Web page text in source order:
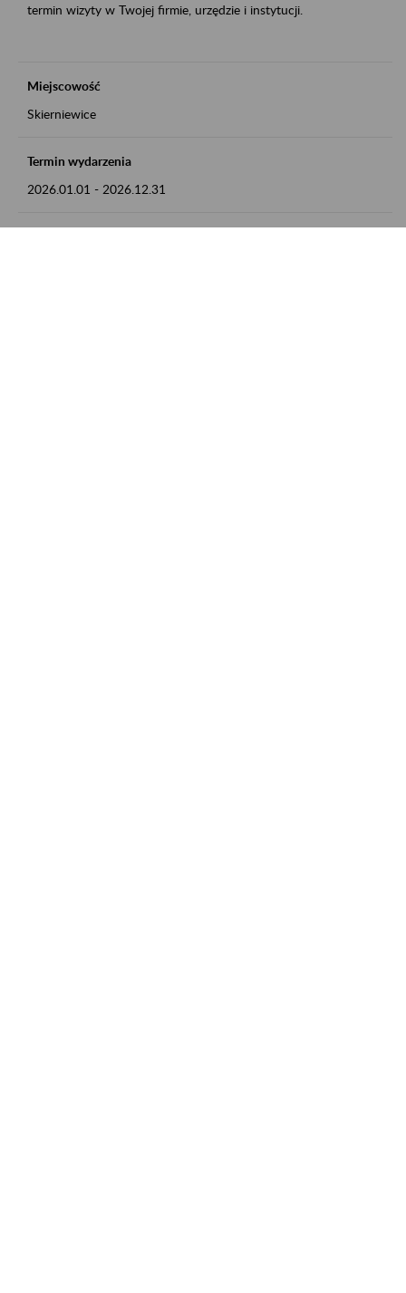
termin wizyty w Twojej firmie, urzędzie i instytucji.
Miejscowość
Skierniewice
Termin wydarzenia
2026.01.01 - 2026.12.31